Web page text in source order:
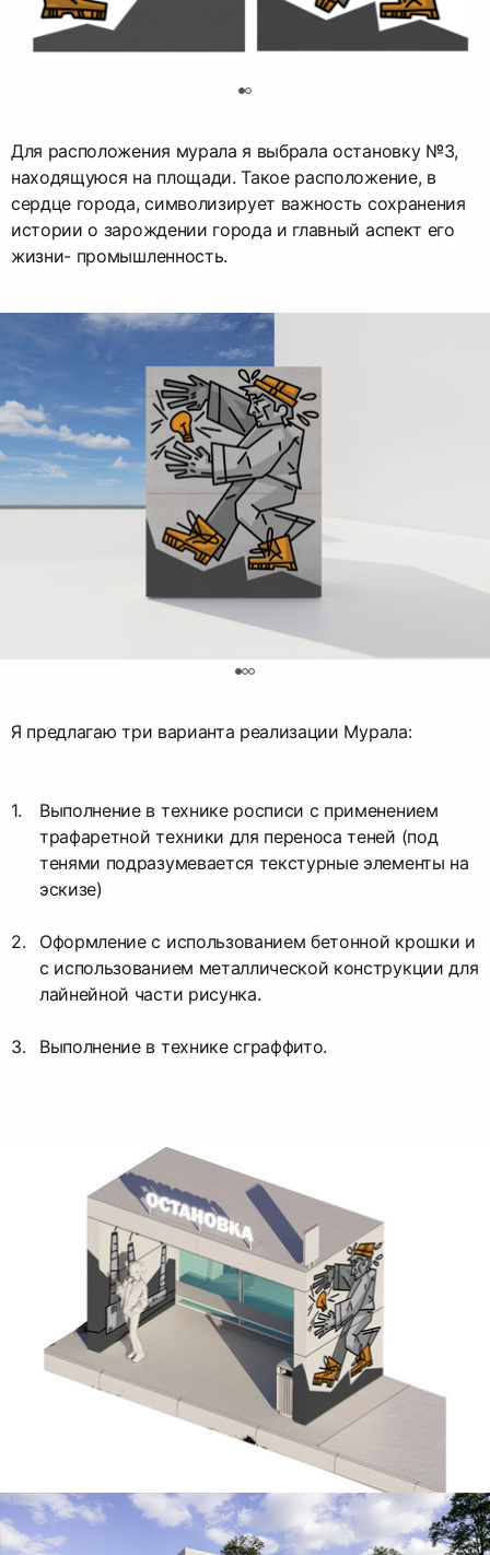
Для расположения мурала я выбрала остановку №3,
находящуюся на площади. Такое расположение, в
сердце города, символизирует важность сохранения
истории о зарождении города и главный аспект его
жизни- промышленность.
Я предлагаю три варианта реализации Мурала:
Выполнение в технике росписи с применением
трафаретной техники для переноса теней (под
тенями подразумевается текстурные элементы на
эскизе)
Оформление с использованием бетонной крошки и
с использованием металлической конструкции для
лайнейной части рисунка.
Выполнение в технике сграффито.